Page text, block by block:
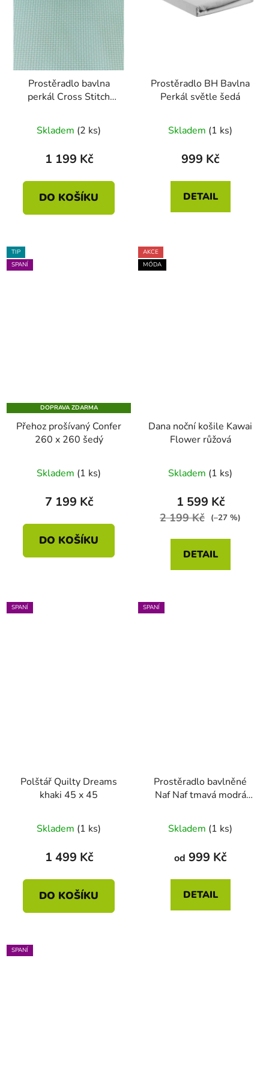
Prostěradlo bavlna
perkál Cross Stitch
90x200x25
hodnocení
produktu
5,0
z
5
Skladem (2 ks)
1 199 Kč
DO KOŠÍKU
Prostěradlo BH Bavlna
Perkál světle šedá
Skladem (1 ks)
999 Kč
DETAIL
TIP
SPANÍ
DOPRAVA ZDARMA
Přehoz prošívaný Confer
260 x 260 šedý
Skladem (1 ks)
7 199 Kč
DO KOŠÍKU
AKCE
MÓDA
Dana noční košile Kawai
Flower růžová
Skladem (1 ks)
1 599 Kč
2 199 Kč (–27 %)
DETAIL
SPANÍ
Polštář Quilty Dreams
khaki 45 x 45
Skladem (1 ks)
1 499 Kč
DO KOŠÍKU
SPANÍ
Prostěradlo bavlněné
Naf Naf tmavá modrá
Skladem (1 ks)
od 999 Kč
DETAIL
SPANÍ